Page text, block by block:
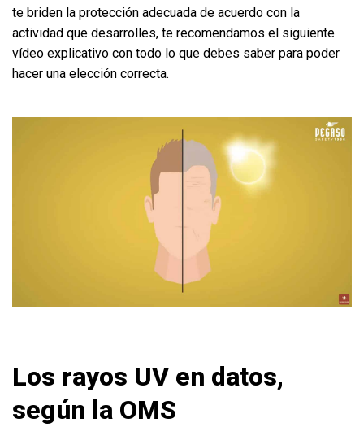
te briden la protección adecuada de acuerdo con la
actividad que desarrolles, te recomendamos el siguiente
vídeo explicativo con todo lo que debes saber para poder
hacer una elección correcta.
Los rayos UV en datos,
según la OMS